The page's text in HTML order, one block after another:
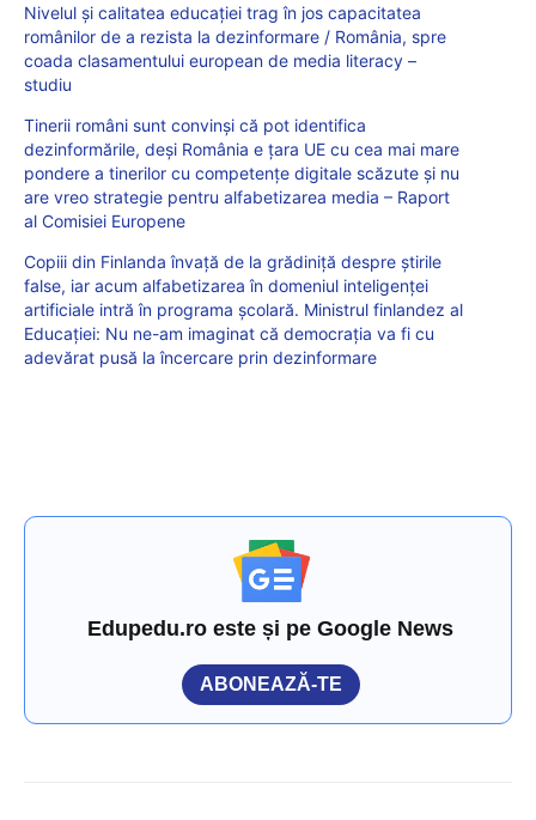
Nivelul și calitatea educației trag în jos capacitatea
românilor de a rezista la dezinformare / România, spre
coada clasamentului european de media literacy –
studiu
Tinerii români sunt convinși că pot identifica
dezinformările, deși România e țara UE cu cea mai mare
pondere a tinerilor cu competențe digitale scăzute și nu
are vreo strategie pentru alfabetizarea media – Raport
al Comisiei Europene
Copiii din Finlanda învață de la grădiniță despre știrile
false, iar acum alfabetizarea în domeniul inteligenței
artificiale intră în programa școlară. Ministrul finlandez al
Educației: Nu ne-am imaginat că democrația va fi cu
adevărat pusă la încercare prin dezinformare
Edupedu.ro este și pe Google News
ABONEAZĂ-TE